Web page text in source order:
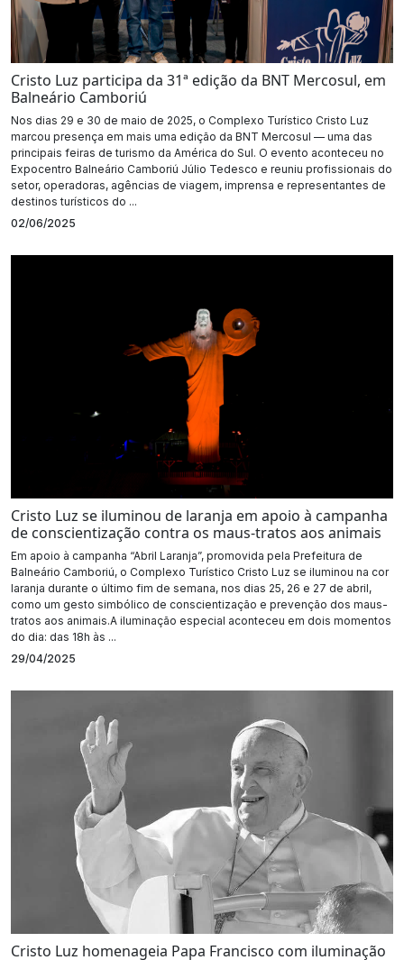
Cristo Luz participa da 31ª edição da BNT Mercosul, em
Balneário Camboriú
Nos dias 29 e 30 de maio de 2025, o Complexo Turístico Cristo Luz
marcou presença em mais uma edição da BNT Mercosul — uma das
principais feiras de turismo da América do Sul. O evento aconteceu no
Expocentro Balneário Camboriú Júlio Tedesco e reuniu profissionais do
setor, operadoras, agências de viagem, imprensa e representantes de
destinos turísticos do ...
02/06/2025
Cristo Luz se iluminou de laranja em apoio à campanha
de conscientização contra os maus-tratos aos animais
Em apoio à campanha “Abril Laranja”, promovida pela Prefeitura de
Balneário Camboriú, o Complexo Turístico Cristo Luz se iluminou na cor
laranja durante o último fim de semana, nos dias 25, 26 e 27 de abril,
como um gesto simbólico de conscientização e prevenção dos maus-
tratos aos animais.A iluminação especial aconteceu em dois momentos
do dia: das 18h às ...
29/04/2025
Cristo Luz homenageia Papa Francisco com iluminação